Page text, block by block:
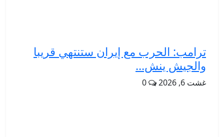
ترامب: الحرب مع إيران ستنتهي قريبا
والجيش ينش...
غشت 6, 2026 0